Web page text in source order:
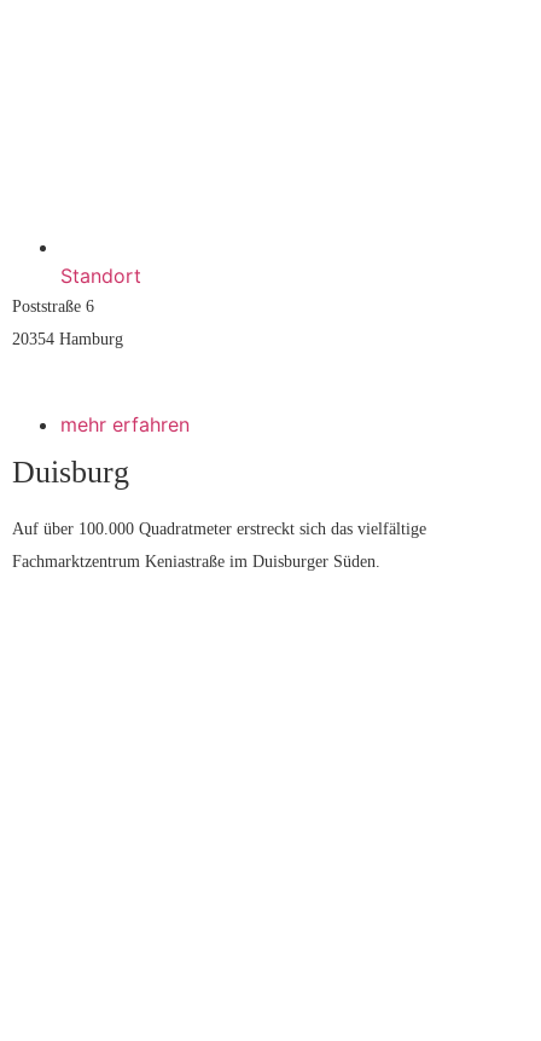
Standort
Poststraße 6
20354 Hamburg
mehr erfahren
Duisburg
Auf über 100.000 Quadratmeter erstreckt sich das vielfältige
Fachmarktzentrum Keniastraße im Duisburger Süden.